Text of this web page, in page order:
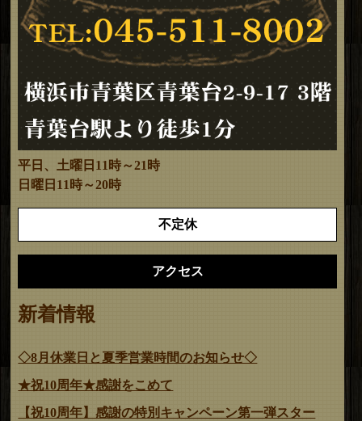
平日、土曜日11時～21時
日曜日11時～20時
不定休
アクセス
新着情報
◇8月休業日と夏季営業時間のお知らせ◇
★祝10周年★感謝をこめて
【祝10周年】感謝の特別キャンペーン第一弾スター